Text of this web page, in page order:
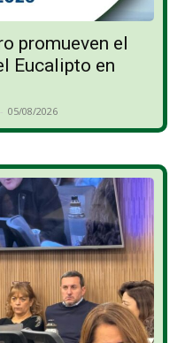
promueven el
Eucalipto en
- 05/08/2026